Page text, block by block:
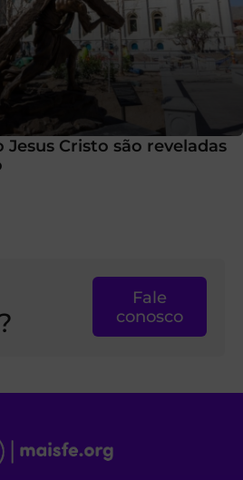
Cristo são reveladas
Fale
conosco